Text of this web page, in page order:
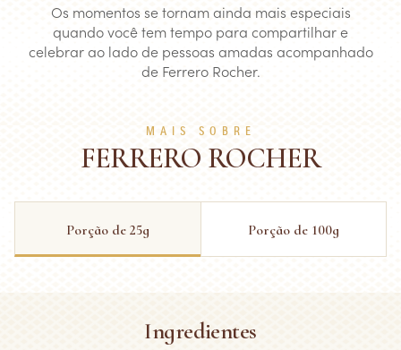
Os momentos se tornam ainda mais especiais
quando você tem tempo para compartilhar e
celebrar ao lado de pessoas amadas acompanhado
de Ferrero Rocher.
MAIS SOBRE
FERRERO ROCHER
Porção de 25g Porção de 100g
Ingredientes